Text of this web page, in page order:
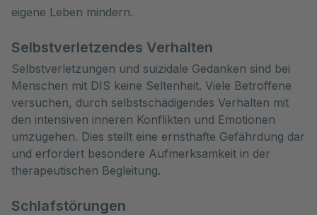
eigene Leben mindern.
Selbstverletzendes Verhalten
Selbstverletzungen und suizidale Gedanken sind bei
Menschen mit DIS keine Seltenheit. Viele Betroffene
versuchen, durch selbstschädigendes Verhalten mit
den intensiven inneren Konflikten und Emotionen
umzugehen. Dies stellt eine ernsthafte Gefährdung dar
und erfordert besondere Aufmerksamkeit in der
therapeutischen Begleitung.
Schlafstörungen